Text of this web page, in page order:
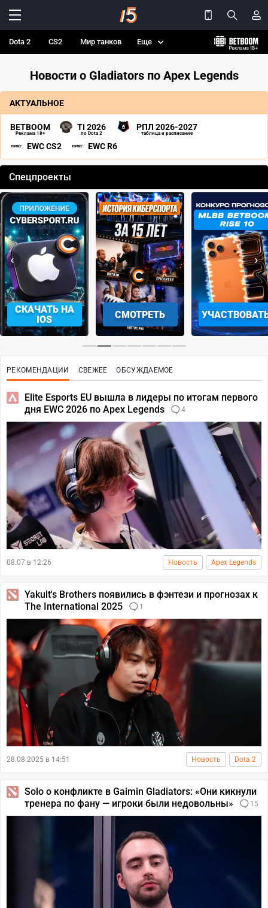
Dota 2 CS2 Мир танков Еще
Новости о Gladiators по Apex Legends
АКТУАЛЬНОЕ
BETBOOM
Реклама 18+
TI 2026
по Dota 2
РПЛ 2026-2027
таблица и расписание
EWC CS2 EWC R6
Спецпроекты
СКАЧАТЬ НА
IOS
СМОТРЕТЬ
‹ ›
РЕКОМЕНДАЦИИ СВЕЖЕЕ ОБСУЖДАЕМОЕ
Elite Esports EU вышла в лидеры по итогам первого
дня EWC 2026 по Apex Legends
4
08.07 в 12:26 Новость Apex Legends
Yakult's Brothers появились в фэнтези и прогнозах к
The International 2025
1
28.08.2025 в 14:51 Новость Dota 2
Solo о конфликте в Gaimin Gladiators: «Они кикнули
тренера по фану — игроки были недовольны»
15